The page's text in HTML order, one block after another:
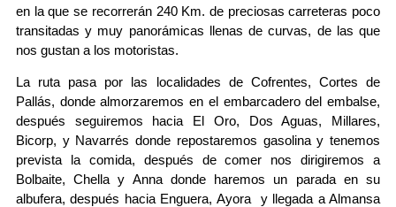
en la que se recorrerán 240 Km. de preciosas carreteras poco
transitadas y muy panorámicas llenas de curvas, de las que
nos gustan a los motoristas.
La ruta pasa por las localidades de Cofrentes, Cortes de
Pallás, donde almorzaremos en el embarcadero del embalse,
después seguiremos hacia El Oro, Dos Aguas, Millares,
Bicorp, y Navarrés donde repostaremos gasolina y tenemos
prevista la comida, después de comer nos dirigiremos a
Bolbaite, Chella y Anna donde haremos un parada en su
albufera, después hacia Enguera, Ayora y llegada a Almansa